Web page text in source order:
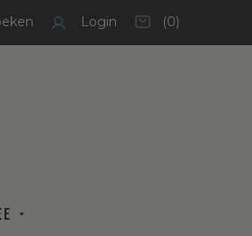
Login
Winkelmandje
(0)